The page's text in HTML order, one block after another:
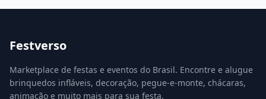
Festverso
Marketplace de festas e eventos do Brasil. Encontre e alugue
brinquedos infláveis, decoração, pegue-e-monte, chácaras,
animação e muito mais para sua festa.